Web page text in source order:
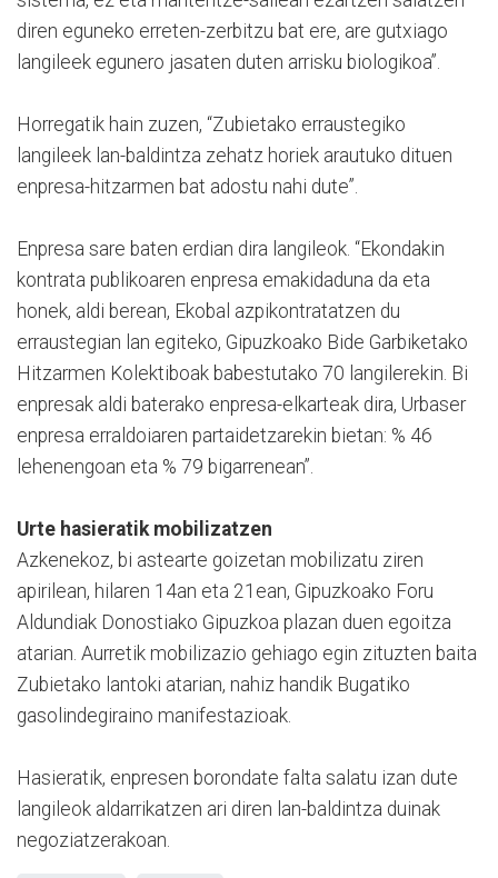
diren eguneko erreten-zerbitzu bat ere, are gutxiago
langileek egunero jasaten duten arrisku biologikoa”.
Horregatik hain zuzen, “Zubietako erraustegiko
langileek lan-baldintza zehatz horiek arautuko dituen
enpresa-hitzarmen bat adostu nahi dute”.
Enpresa sare baten erdian dira langileok. “Ekondakin
kontrata publikoaren enpresa emakidaduna da eta
honek, aldi berean, Ekobal azpikontratatzen du
erraustegian lan egiteko, Gipuzkoako Bide Garbiketako
Hitzarmen Kolektiboak babestutako 70 langilerekin. Bi
enpresak aldi baterako enpresa-elkarteak dira, Urbaser
enpresa erraldoiaren partaidetzarekin bietan: % 46
lehenengoan eta % 79 bigarrenean”.
Urte hasieratik mobilizatzen
Azkenekoz, bi astearte goizetan mobilizatu ziren
apirilean, hilaren 14an eta 21ean, Gipuzkoako Foru
Aldundiak Donostiako Gipuzkoa plazan duen egoitza
atarian. Aurretik mobilizazio gehiago egin zituzten baita
Zubietako lantoki atarian, nahiz handik Bugatiko
gasolindegiraino manifestazioak.
Hasieratik, enpresen borondate falta salatu izan dute
langileok aldarrikatzen ari diren lan-baldintza duinak
negoziatzerakoan.